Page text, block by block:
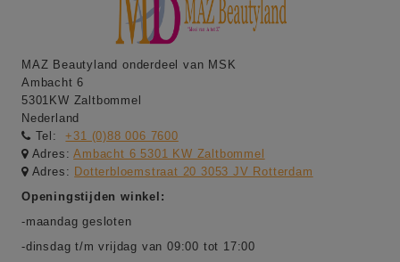
MAZ Beautyland onderdeel van MSK
Ambacht 6
5301KW Zaltbommel
Nederland
Tel:
+31 (0)88 006 7600
Adres:Ambacht 6 5301 KW Zaltbommel
Adres: Dotterbloemstraat 20 3053 JV Rotterdam
Openingstijden winkel:
-maandag gesloten
-dinsdag t/m vrijdag van 09:00 tot 17:00